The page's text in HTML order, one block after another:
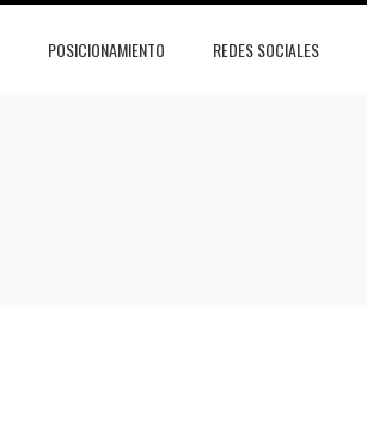
POSICIONAMIENTO REDES SOCIALES